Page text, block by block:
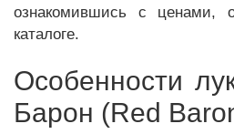
ознакомившись с ценами,
каталоге.
Особенности
Барон (Red